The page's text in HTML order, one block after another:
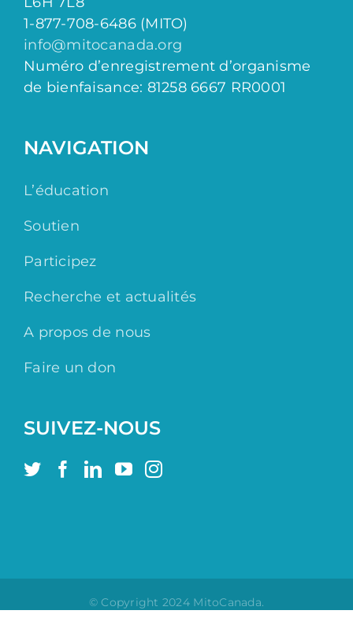
1-877-708-6486 (MITO)
info@mitocanada.org
Numéro d’enregistrement d’organisme
de bienfaisance: 81258 6667 RR0001
NAVIGATION
L’éducation
Soutien
Participez
Recherche et actualités
A propos de nous
Faire un don
SUIVEZ-NOUS
© Copyright 2024 MitoCanada.